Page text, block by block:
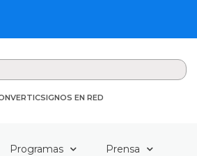
SIGNOS EN RED
Programas Prensa